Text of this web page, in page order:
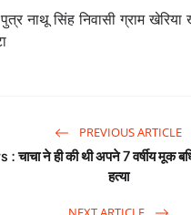
नाथू सिंह निवासी ग्राम खेरिया
PREVIOUS ARTICLE
ने ही की थी अपने 7 वर्षीय मूक
हत्या